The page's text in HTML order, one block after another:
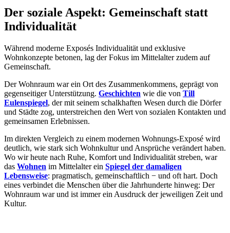
Der soziale Aspekt: Gemeinschaft statt
Individualität
Während moderne Exposés Individualität und exklusive
Wohnkonzepte betonen, lag der Fokus im Mittelalter zudem auf
Gemeinschaft.
Der Wohnraum war ein Ort des Zusammenkommens, geprägt von
gegenseitiger Unterstützung. Geschichten wie die von Till
Eulenspiegel, der mit seinem schalkhaften Wesen durch die Dörfer
und Städte zog, unterstreichen den Wert von sozialen Kontakten und
gemeinsamen Erlebnissen.
Im direkten Vergleich zu einem modernen Wohnungs-Exposé wird
deutlich, wie stark sich Wohnkultur und Ansprüche verändert haben.
Wo wir heute nach Ruhe, Komfort und Individualität streben, war
das Wohnen im Mittelalter ein Spiegel der damaligen
Lebensweise: pragmatisch, gemeinschaftlich − und oft hart. Doch
eines verbindet die Menschen über die Jahrhunderte hinweg: Der
Wohnraum war und ist immer ein Ausdruck der jeweiligen Zeit und
Kultur.